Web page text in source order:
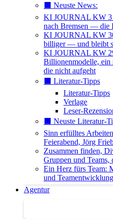
⬛️ Neuste News:
KI JOURNAL KW
nach Bremsen — die
KI JOURNAL KW
billiger — und bleibt
KI JOURNAL KW
Billionenmodelle, ein
die nicht aufgeht
⬛️ Literatur-Tipps
Literatur-Tipps
Verlage
Leser-
⬛️ Neuste Literatur-
Sinn erfülltes
Feierabend, Jörg
Zusammen finden,
Gruppen und Teams,
Ein Herz fürs Team:
und
Agentur